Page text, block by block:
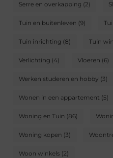
Serre en overkapping (2)
Tuin en buitenleven (9)
Tuin inrichting (8) Tuin
Verlichting (4) Vloeren (6)
Werken studeren en hobby (3)
Wonen in een appartement (5)
Woning en Tuin (86)
Woning kopen (3)
Woon winkels (2)